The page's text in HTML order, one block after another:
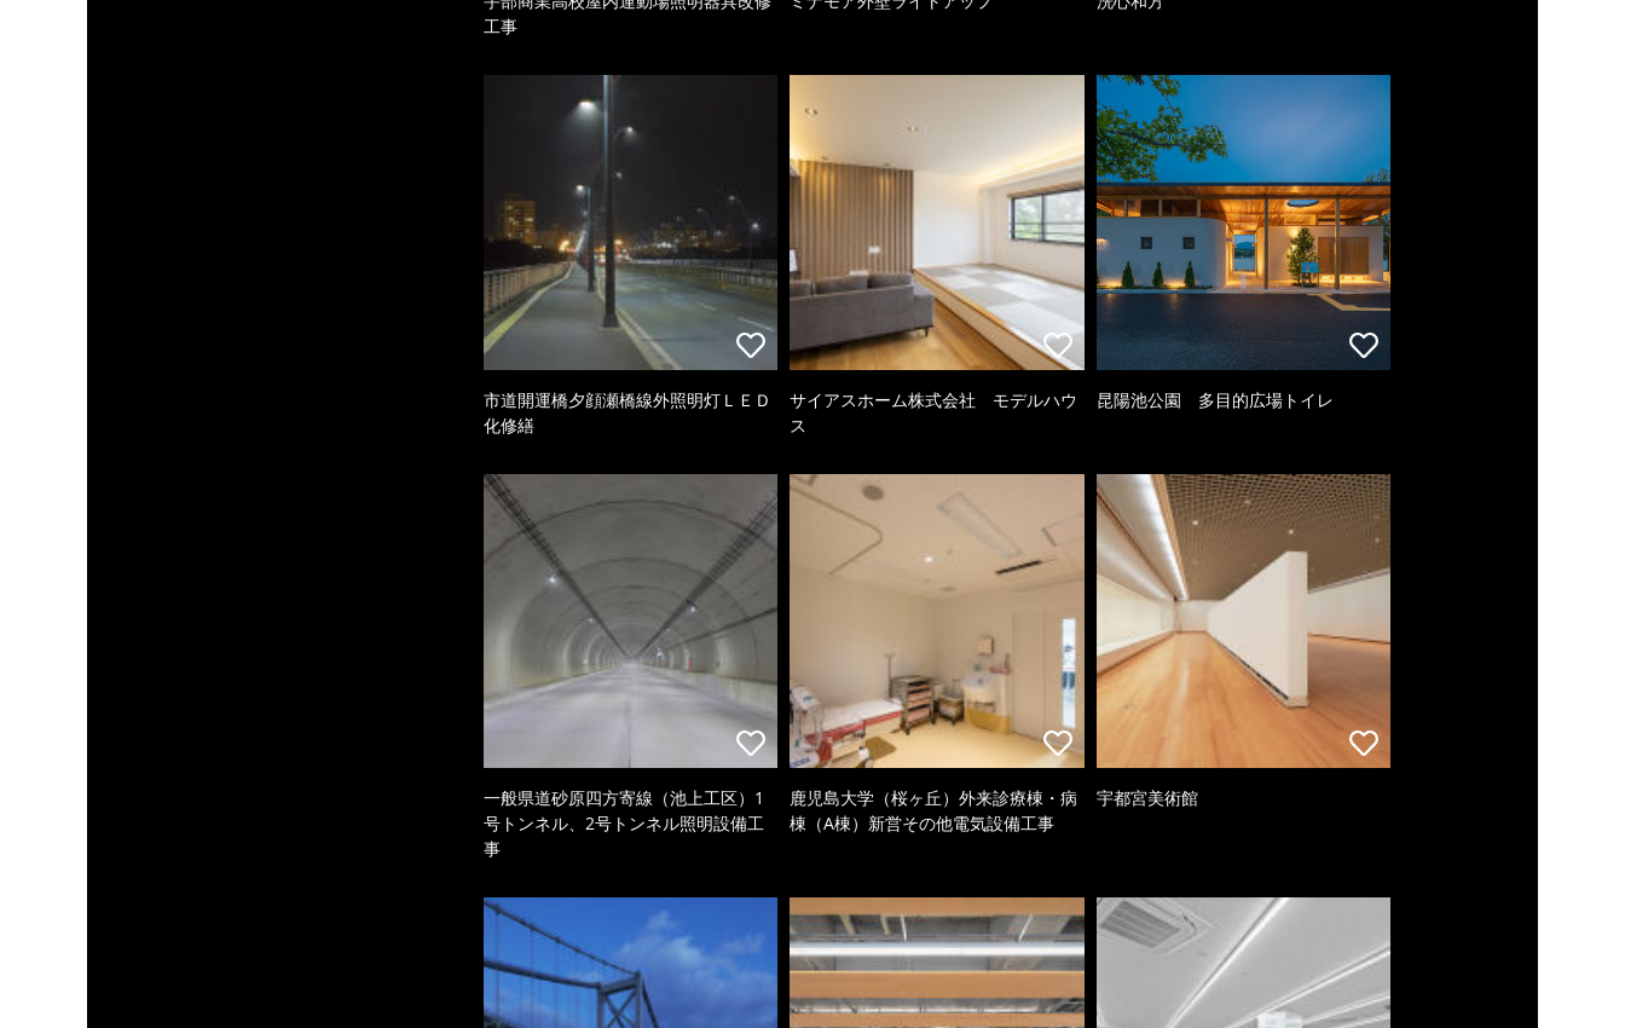
工事
市道開運橋夕顔瀬橋線外照明灯ＬＥＤ
化修繕
サイアスホーム株式会社 モデルハウ
ス
昆陽池公園 多目的広場トイレ
一般県道砂原四方寄線（池上工区）1
号トンネル、2号トンネル照明設備工
事
鹿児島大学（桜ヶ丘）外来診療棟・病
棟（A棟）新営その他電気設備工事
宇都宮美術館